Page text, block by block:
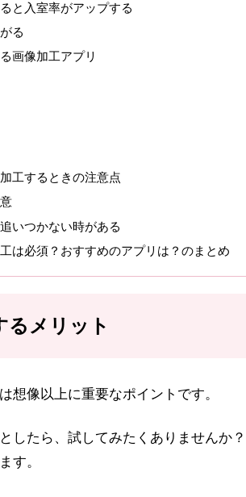
と入室率がアップする
る
画像加工アプリ
工するときの注意点
いつかない時がある
は必須？おすすめのアプリは？のまとめ
るメリット
想像以上に重要なポイントです。
したら、試してみたくありませんか？
す。